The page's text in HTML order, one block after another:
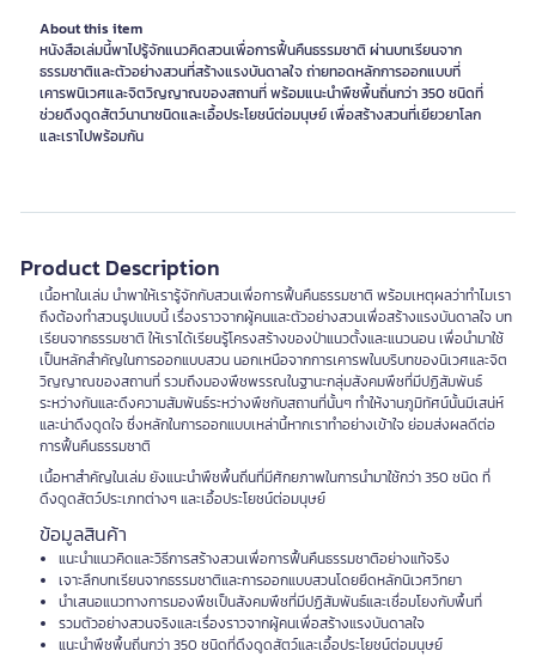
About this item
หนังสือเล่มนี้พาไปรู้จักแนวคิดสวนเพื่อการฟื้นคืนธรรมชาติ ผ่านบทเรียนจาก
ธรรมชาติและตัวอย่างสวนที่สร้างแรงบันดาลใจ ถ่ายทอดหลักการออกแบบที่
เคารพนิเวศและจิตวิญญาณของสถานที่ พร้อมแนะนำพืชพื้นถิ่นกว่า 350 ชนิดที่
ช่วยดึงดูดสัตว์นานาชนิดและเอื้อประโยชน์ต่อมนุษย์ เพื่อสร้างสวนที่เยียวยาโลก
และเราไปพร้อมกัน
Product Description
เนื้อหาในเล่ม นำพาให้เรารู้จักกับสวนเพื่อการฟื้นคืนธรรมชาติ พร้อมเหตุผลว่าทำไมเรา
ถึงต้องทำสวนรูปแบบนี้ เรื่องราวจากผู้คนและตัวอย่างสวนเพื่อสร้างแรงบันดาลใจ บท
เรียนจากธรรมชาติ ให้เราได้เรียนรู้โครงสร้างของป่าแนวตั้งและแนวนอน เพื่อนำมาใช้
เป็นหลักสำคัญในการออกแบบสวน นอกเหนือจากการเคารพในบริบทของนิเวศและจิต
วิญญาณของสถานที่ รวมถึงมองพืชพรรณในฐานะกลุ่มสังคมพืชที่มีปฏิสัมพันธ์
ระหว่างกันและดึงความสัมพันธ์ระหว่างพืชกับสถานที่นั้นๆ ทำให้งานภูมิทัศน์นั้นมีเสน่ห์
และน่าดึงดูดใจ ซึ่งหลักในการออกแบบเหล่านี้หากเราทำอย่างเข้าใจ ย่อมส่งผลดีต่อ
การฟื้นคืนธรรมชาติ
เนื้อหาสำคัญในเล่ม ยังแนะนำพืชพื้นถิ่นที่มีศักยภาพในการนำมาใช้กว่า 350 ชนิด ที่
ดึงดูดสัตว์ประเภทต่างๆ และเอื้อประโยชน์ต่อมนุษย์
ข้อมูลสินค้า
แนะนำแนวคิดและวิธีการสร้างสวนเพื่อการฟื้นคืนธรรมชาติอย่างแท้จริง
เจาะลึกบทเรียนจากธรรมชาติและการออกแบบสวนโดยยึดหลักนิเวศวิทยา
นำเสนอแนวทางการมองพืชเป็นสังคมพืชที่มีปฏิสัมพันธ์และเชื่อมโยงกับพื้นที่
รวมตัวอย่างสวนจริงและเรื่องราวจากผู้คนเพื่อสร้างแรงบันดาลใจ
แนะนำพืชพื้นถิ่นกว่า 350 ชนิดที่ดึงดูดสัตว์และเอื้อประโยชน์ต่อมนุษย์